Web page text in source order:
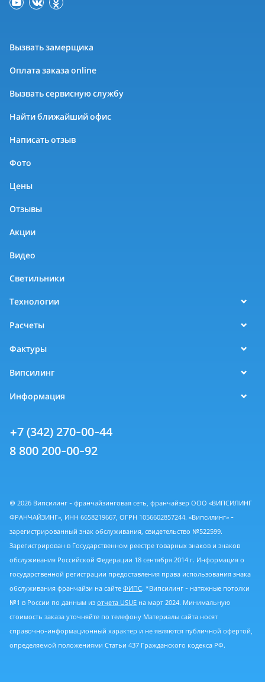
Вызвать замерщика
Оплата заказа online
Вызвать сервисную службу
Найти ближайший офис
Написать отзыв
Фото
Цены
Отзывы
Акции
Видео
Светильники
Технологии
Расчеты
Фактуры
Випсилинг
Информация
+7 (342) 270-00-44
8 800 200-00-92
© 2026 Випсилинг - франчайзинговая сеть, франчайзер ООО «ВИПСИЛИНГ
ФРАНЧАЙЗИНГ», ИНН 6658219667, ОГРН 1056602857244. «Випсилинг» -
зарегистрированный знак обслуживания, свидетельство №522599.
Зарегистрирован в Государственном реестре товарных знаков и знаков
обслуживания Российской Федерации 18 сентября 2014 г. Информация о
государственной регистрации предоставления права использования знака
обслуживания франчайзи на сайте ФИПС. *Випсилинг - натяжные потолки
№1 в России по данным из отчета USUE на март 2024. Минимальную
стоимость заказа уточняйте по телефону Материалы сайта носят
справочно-информационный характер и не являются публичной офертой,
определяемой положениями Статьи 437 Гражданского кодекса РФ.